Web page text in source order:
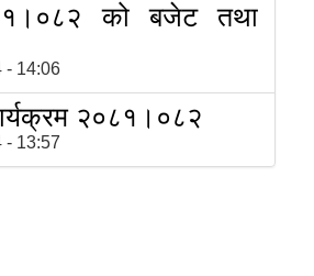
को बजेट तथा
- 14:06
२०८१।०८२
- 13:57